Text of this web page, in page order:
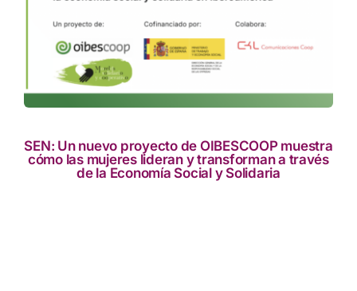
SEN: Un nuevo proyecto de OIBESCOOP muestra
cómo las mujeres lideran y transforman a través
de la Economía Social y Solidaria